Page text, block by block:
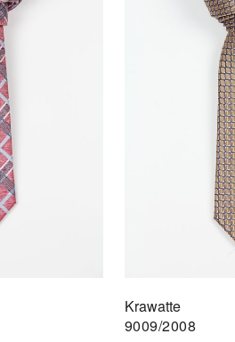
Krawatte
9009/2062
Für den feinen Anlass oder als
formellen Anzügen zeigen sich die
Davids Mode. Krawatten in
AUF DEN MERKZETTEL
Krawatte
9009/2008